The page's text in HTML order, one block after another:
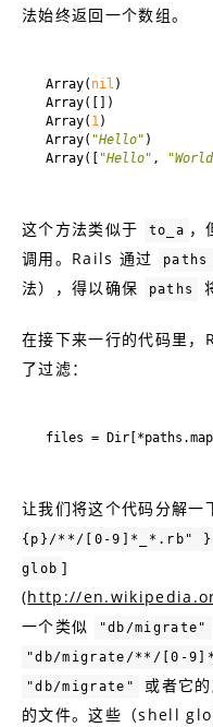
法始终返回一个数组。
Array( nil
Array( 1
Array( "Hello"
Array([
"Hello" ,
这个方法类似于 to_a ，
调用。Rails 通过
法），得以确保
paths
在接下来一行的代码里
了过滤：
files =
让我们将这个代码分解一
{p}/**/[0-9]*_*.rb" }
glob ]
(http://
一个类似
"db/migrate"
"db/migrate/**/[0-
"db/migrate"
或者它
的文件。这些（shell